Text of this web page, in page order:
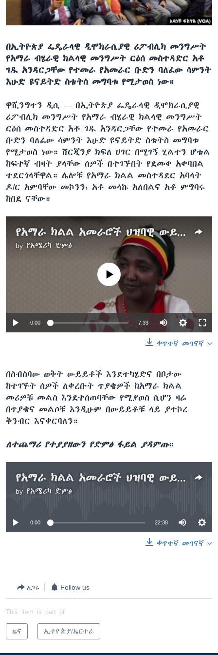
በኢትዮጵያ ፌዴራላዊ ዲሞክራሲያዊ ሪፖብሊክ መንግሥት
የአማራ ብሄራዊ ክልላዊ መንግሥት ርዕሰ መስተዳድር አቶ
ገዱ አንዳርጋቸው የተመራ የአመራር ቡድን ባለፈው ሳምንት
እሁድ ዩናይትድ ስቴትስ መግባቱ የሚታወስ ነው።
ዋሺንግተን ዲሲ — በኢትዮጵያ ፌዴራላዊ ዲሞክራሲያዊ
ሪፖብሊክ መንግሥት የአማራ ብሄራዊ ክልላዊ መንግሥት
ርዕሰ መስተዳድር አቶ ገዱ አንዳርጋቸው የተመራ የአመራር
ቡድን ባለፈው ሳምንት እሁድ ዩናይትድ ስቴትስ መግባቱ
የሚታወስ ነው። ቨርጂንያ ክፍለ ሀገር በሚገኝ ሂልተን ሆቴል
ከፍተኛ ብዛት ያላቸው ሰዎች በተገኙበት የደመቀ አቀባበል
ተደርጎላቸዋል። ሌሎቹ የአማራ ክልል መስተዳደር አባላት
ዶ/ር አምባቸው መኮንን፣ አቶ መላኩ አለበልና አቶ ምግባሩ
ከበደ ናቸው።
የአማራ ክልል አመራሮች ህዝባዊ ውይይት
by የአሜሪካ ድምፅ
No media source currently available
0:00 7:33
ቀጥተኛ መገናኛ
በስብስባው ወቅት ውይይቶች እንደተካሄድና በቦታው
ከተገኙት ሰዎች ለቀረቡት ጥያቄዎች ከአማራ ክልል
መሪዎቹ መልስ እንደተሰጠባቸው የሚያወስ ሲሆን ዛሬ
በጥያቄና መልሶቹ እንዲሁም በውይይቶቹ ላይ ያተኮረ
ቅንብር እናቀርባለን።
ለተጨማሪ የተያያዘውን የድምፅ ፋይል ያዳምጡ።
የአማራ ክልል አመራሮች ህዝባዊ ውይይት
by የአሜሪካ ድምፅ
No media source currently available
0:00 22:38
ቀጥተኛ መገናኛ
አጋሩ Follow us
This item is part of
ዜና ኢትዮጵያ/ኤርትራ